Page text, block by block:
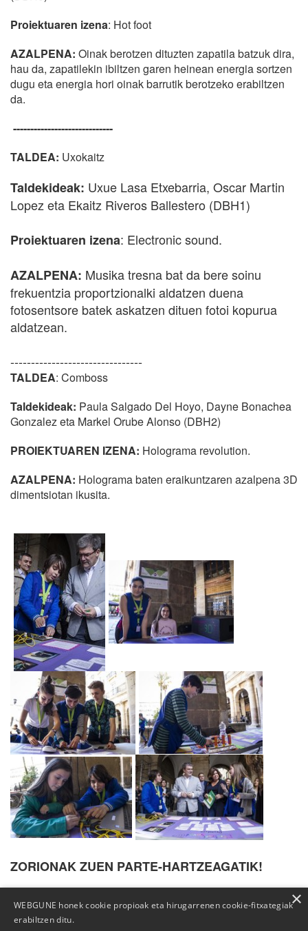
Proiektuaren izena: Hot foot
AZALPENA: Oinak berotzen dituzten zapatila batzuk dira,
hau da, zapatilekin ibiltzen garen heinean energia sortzen
dugu eta energia hori oinak barrutik berotzeko erabiltzen
da.
-----------------------------
TALDEA: Uxokaitz
Taldekideak: Uxue Lasa Etxebarria, Oscar Martin
Lopez eta Ekaitz Riveros Ballestero (DBH1)
Proiektuaren izena: Electronic sound.
AZALPENA: Musika tresna bat da bere soinu
frekuentzia proportzionalki aldatzen duena
fotosentsore batek askatzen dituen fotoi kopurua
aldatzean.
--------------------------------
TALDEA: Comboss
Taldekideak: Paula Salgado Del Hoyo, Dayne Bonachea
Gonzalez eta Markel Orube Alonso (DBH2)
PROIEKTUAREN IZENA: Holograma revolution.
AZALPENA: Holograma baten eraikuntzaren azalpena 3D
dimentsiotan ikusita.
ZORIONAK ZUEN PARTE-HARTZEAGATIK!
WEBGUNE honek cookie propioak eta hirugarrenen cookie-fitxategiak
erabiltzen ditu.
×